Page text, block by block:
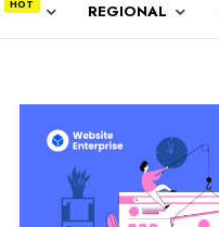
REGIONAL